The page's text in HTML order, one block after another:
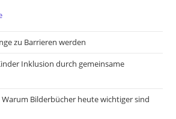
new
zu Barrieren werden
Inklusion durch gemeinsame
Warum Bilderbücher heute wichtiger sind